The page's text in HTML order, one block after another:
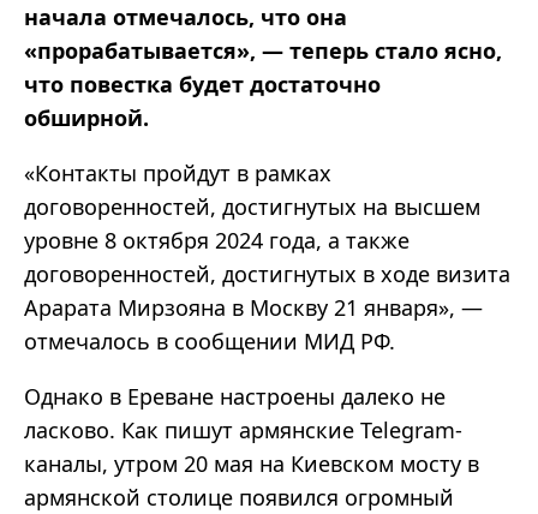
начала отмечалось, что она
«прорабатывается», — теперь стало ясно,
что повестка будет достаточно
обширной.
«Контакты пройдут в рамках
договоренностей, достигнутых на высшем
уровне 8 октября 2024 года, а также
договоренностей, достигнутых в ходе визита
Арарата Мирзояна в Москву 21 января», —
отмечалось в сообщении МИД РФ.
Однако в Ереване настроены далеко не
ласково. Как пишут армянские Telegram-
каналы, утром 20 мая на Киевском мосту в
армянской столице появился огромный